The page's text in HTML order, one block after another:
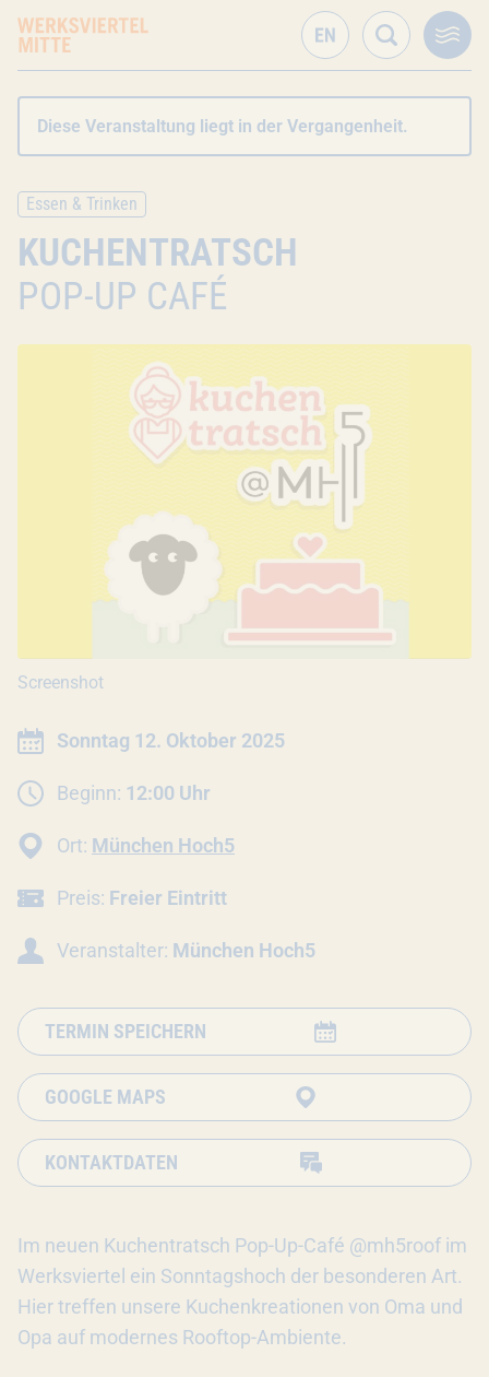
Diese Veranstaltung liegt in der Vergangenheit.
Essen & Trinken
KUCHENTRATSCH
POP-UP CAFÉ
Screenshot
Datum:
Sonntag 12. Oktober 2025
Beginn: 12:00 Uhr
Ort: München Hoch5
Preis: Freier Eintritt
Veranstalter: München Hoch5
TERMIN SPEICHERN
GOOGLE MAPS
KONTAKTDATEN
Im neuen Kuchentratsch Pop-Up-Café @mh5roof im
Werksviertel ein Sonntagshoch der besonderen Art.
Hier treffen unsere Kuchenkreationen von Oma und
Opa auf modernes Rooftop-Ambiente.